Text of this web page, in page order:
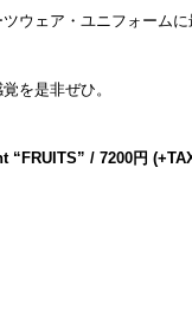
ウェア・ユニフォーム
を是非ぜひ。
“FRUITS” / 7200円